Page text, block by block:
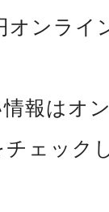
オンライ
報はオ
ェック